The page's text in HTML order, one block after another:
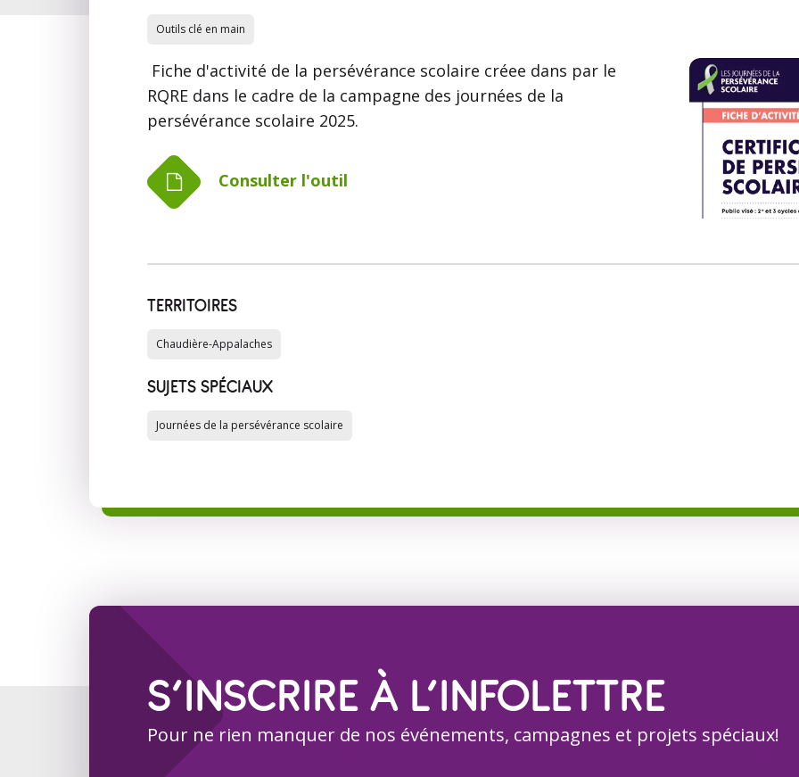
Outils clé en main
Fiche d'activité de la persévérance scolaire créee dans par le
RQRE dans le cadre de la campagne des journées de la
persévérance scolaire 2025.
Consulter l'outil
TERRITOIRES
Chaudière-Appalaches
SUJETS SPÉCIAUX
Journées de la persévérance scolaire
S’INSCRIRE À L’INFOLETTRE
Pour ne rien manquer de nos événements, campagnes et projets spéciaux!